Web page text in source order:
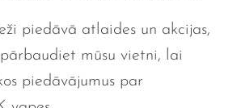
piedāvā atlaides un akcijas,
mūsu vietni, lai
piedāvājumus par